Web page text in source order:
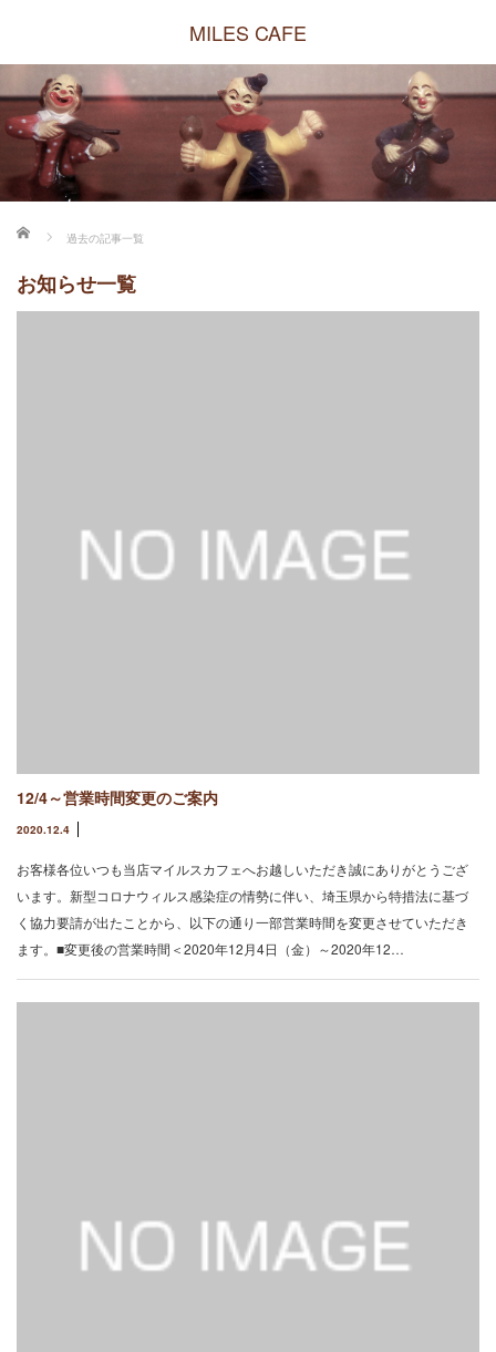
MILES CAFE
ホーム 過去の記事一覧
お知らせ一覧
12/4～営業時間変更のご案内
2020.12.4
お客様各位いつも当店マイルスカフェへお越しいただき誠にありがとうござ
います。新型コロナウィルス感染症の情勢に伴い、埼玉県から特措法に基づ
く協力要請が出たことから、以下の通り一部営業時間を変更させていただき
ます。■変更後の営業時間＜2020年12月4日（金）～2020年12…